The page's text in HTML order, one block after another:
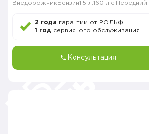
Внедорожник Бензин1.5 л. 160 л.с. Передний
2 года гарантии от РОЛЬФ
1 год сервисного обслуживания
Консультация